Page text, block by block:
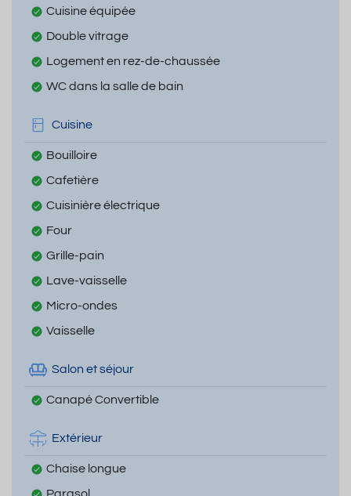
Cuisine équipée
Double vitrage
Logement en rez-de-chaussée
WC dans la salle de bain
Cuisine
Bouilloire
Cafetière
Cuisinière électrique
Four
Grille-pain
Lave-vaisselle
Micro-ondes
Vaisselle
Salon et séjour
Canapé Convertible
Extérieur
Chaise longue